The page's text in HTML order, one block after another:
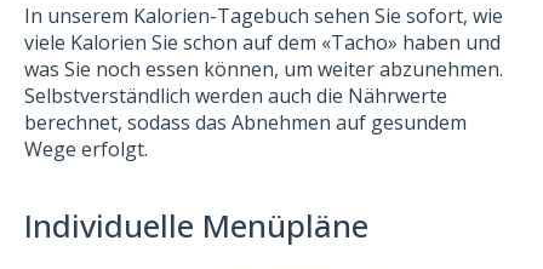
In unserem Kalorien-Tagebuch sehen Sie sofort, wie
viele Kalorien Sie schon auf dem «Tacho» haben und
was Sie noch essen können, um weiter abzunehmen.
Selbstverständlich werden auch die Nährwerte
berechnet, sodass das Abnehmen auf gesundem
Wege erfolgt.
Individuelle Menüpläne